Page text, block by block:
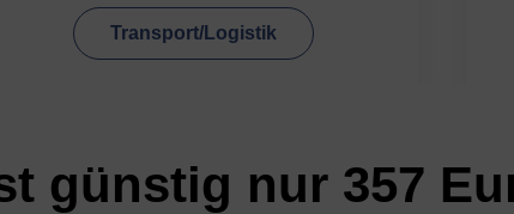
Transport/Logistik
günstig nur 357